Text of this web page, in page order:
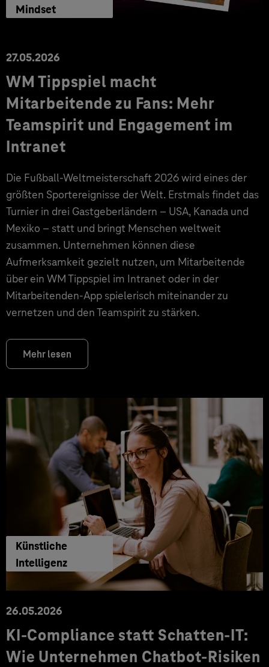
Mindset
27.05.2026
WM Tippspiel macht
Mitarbeitende zu Fans: Mehr
Teamspirit und Engagement im
Intranet
Die Fußball-Weltmeisterschaft 2026 wird eines der
größten Sportereignisse der Welt. Erstmals findet das
Turnier in drei Gastgeberländern – USA, Kanada und
Mexiko – statt und bringt Menschen weltweit
zusammen. Unternehmen können diese
Aufmerksamkeit gezielt nutzen, um Mitarbeitende
über ein WM Tippspiel im Intranet oder in der
Mitarbeitenden-App spielerisch miteinander zu
vernetzen und den Teamspirit zu stärken.
Mehr lesen
Künstliche
Intelligenz
26.05.2026
KI-Compliance statt Schatten-IT:
Wie Unternehmen Chatbot-Risiken